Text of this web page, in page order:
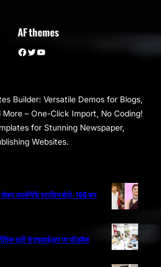
AF themes
Facebook Twitter YouTube
Builder: Versatile Demos for Blogs,
– One-Click Import, No Coding!
for Stunning Newspaper,
Websites.
लेकर उदयनिधि स्टालिन बोले- 100 बार
दलों से एसआईआर पर फीडबैक